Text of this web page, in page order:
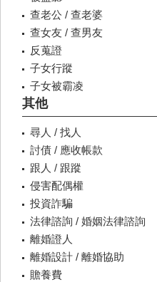
查老公 / 查老婆
查女友 / 查男友
反蒐證
子女行蹤
子女被霸凌
其他
尋人 / 找人
討債 / 應收帳款
跟人 / 跟蹤
侵害配偶權
投資詐騙
法律諮詢 / 婚姻法律諮詢
離婚證人
離婚設計 / 離婚協助
贍養費